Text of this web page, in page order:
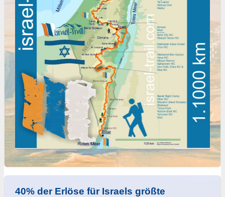
40% der Erlöse für Israels größte